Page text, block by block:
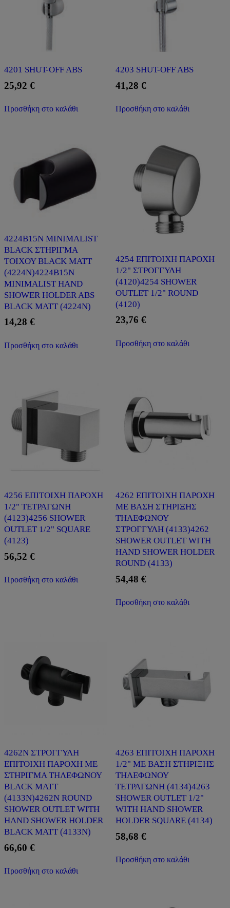
4201 SHUT-OFF ABS
25,92 €
Προσθήκη στο καλάθι
4203 SHUT-OFF ABS
41,28 €
Προσθήκη στο καλάθι
4224B15N MINIMALIST
BLACK ΣΤΗΡΙΓΜΑ
ΤΟΙΧΟΥ BLACK MATT
(4224N)4224B15N
MINIMALIST HAND
SHOWER HOLDER ABS
BLACK MATT (4224N)
14,28 €
Προσθήκη στο καλάθι
4254 ΕΠΙΤΟΙΧΗ ΠΑΡΟΧΗ
1/2" ΣΤΡΟΓΓΥΛΗ
(4120)4254 SHOWER
OUTLET 1/2" ROUND
(4120)
23,76 €
Προσθήκη στο καλάθι
4256 ΕΠΙΤΟΙΧΗ ΠΑΡΟΧΗ
1/2" ΤΕΤΡΑΓΩΝΗ
(4123)4256 SHOWER
OUTLET 1/2" SQUARE
(4123)
56,52 €
Προσθήκη στο καλάθι
4262 ΕΠΙΤΟΙΧΗ ΠΑΡΟΧΗ
ΜΕ ΒΑΣΗ ΣΤΗΡΙΞΗΣ
ΤΗΛΕΦΩΝΟΥ
ΣΤΡΟΓΓΥΛΗ (4133)4262
SHOWER OUTLET WITH
HAND SHOWER HOLDER
ROUND (4133)
54,48 €
Προσθήκη στο καλάθι
4262Ν ΣΤΡΟΓΓΥΛΗ
ΕΠΙΤΟΙΧΗ ΠΑΡΟΧΗ ΜΕ
ΣΤΗΡΙΓΜΑ ΤΗΛΕΦΩΝΟΥ
BLACK MATT
(4133Ν)4262N ROUND
SHOWER OUTLET WITH
HAND SHOWER HOLDER
BLACK MATT (4133N)
66,60 €
Προσθήκη στο καλάθι
4263 ΕΠΙΤΟΙΧΗ ΠΑΡΟΧΗ
1/2" ΜΕ ΒΑΣΗ ΣΤΗΡΙΞΗΣ
ΤΗΛΕΦΩΝΟΥ
ΤΕΤΡΑΓΩΝΗ (4134)4263
SHOWER OUTLET 1/2"
WITH HAND SHOWER
HOLDER SQUARE (4134)
58,68 €
Προσθήκη στο καλάθι